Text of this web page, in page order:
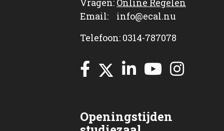
Email: info@ecal.nu
Telefoon: 0314-787078
Openingstijden